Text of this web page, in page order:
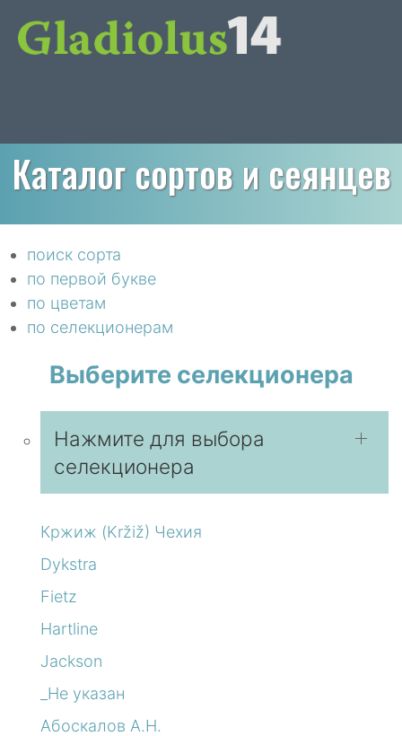
Каталог сортов и сеянцев
поиск сорта
по первой букве
по цветам
по селекционерам
Выберите селекционера
Нажмите для выбора
селекционера
Кржиж (Kržiž) Чехия
Dykstra
Fietz
Hartline
Jackson
_Не указан
Абоскалов А.Н.